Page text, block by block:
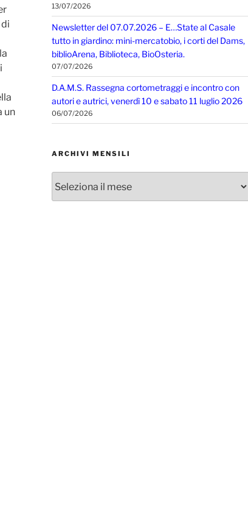
un
13/07/2026
Newsletter del 07.07.2026 – E…State al Casale
tutto in giardino: mini-mercatobio, i corti del Dams,
biblioArena, Biblioteca, BioOsteria.
07/07/2026
D.A.M.S. Rassegna cortometraggi e incontro con
autori e autrici, venerdì 10 e sabato 11 luglio 2026
06/07/2026
ARCHIVI MENSILI
mensili